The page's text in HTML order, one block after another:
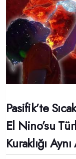
Pasifik’te
El Nino’su
Kuraklığı